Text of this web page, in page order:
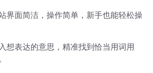
界面简洁，操作简单，新手也能轻松操
想表达的意思，精准找到恰当用词用